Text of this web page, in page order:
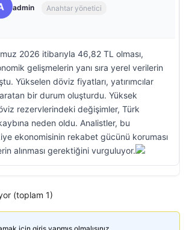
admin Anahtar yönetici
2026 itibarıyla 46,82 TL olması,
gelişmelerin yanı sıra yerel verilerin
Yükselen döviz fiyatları, yatırımcılar
bir durum oluşturdu. Yüksek
rezervlerindeki değişimler, Türk
neden oldu. Analistler, bu
ekonomisinin rekabet gücünü koruması
alınması gerektiğini vurguluyor.
(toplam 1)